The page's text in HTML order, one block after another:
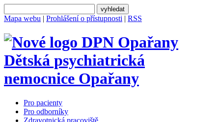
Mapa webu | Prohlášení o přístupnosti | RSS
Dětská psychiatrická
nemocnice Opařany
Pro pacienty
Pro odborníky
Zdravotnická pracoviště